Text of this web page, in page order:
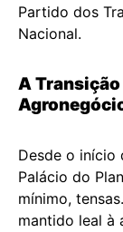
Partido dos
Nacional.
A
Desde o início
Palácio do
mínimo,
mantido leal à